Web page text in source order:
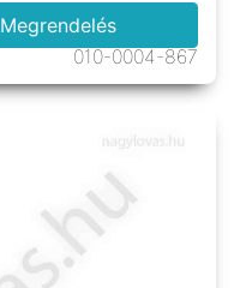
Megrendelés
010-0004-867